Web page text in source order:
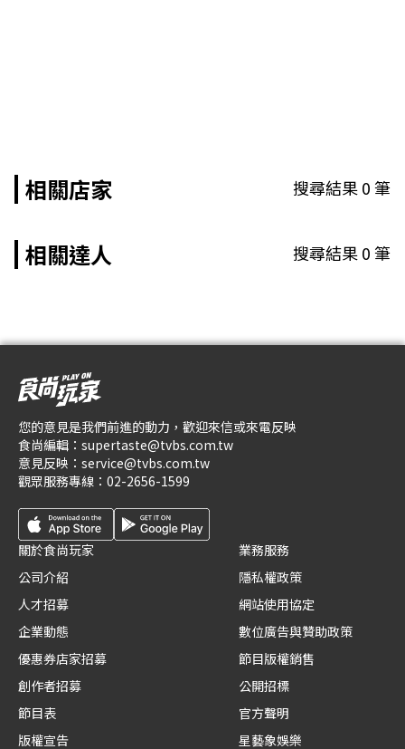
相關店家 搜尋結果0筆
相關達人 搜尋結果0筆
您的意見是我們前進的動力，歡迎來信或來電反映
食尚編輯： supertaste@tvbs.com.tw
意見反映： service@tvbs.com.tw
觀眾服務專線： 02-2656-1599
關於食尚玩家
公司介紹
人才招募
企業動態
優惠券店家招募
創作者招募
節目表
版權宣告
業務服務
隱私權政策
網站使用協定
數位廣告與贊助政策
節目版權銷售
公開招標
官方聲明
星藝象娛樂